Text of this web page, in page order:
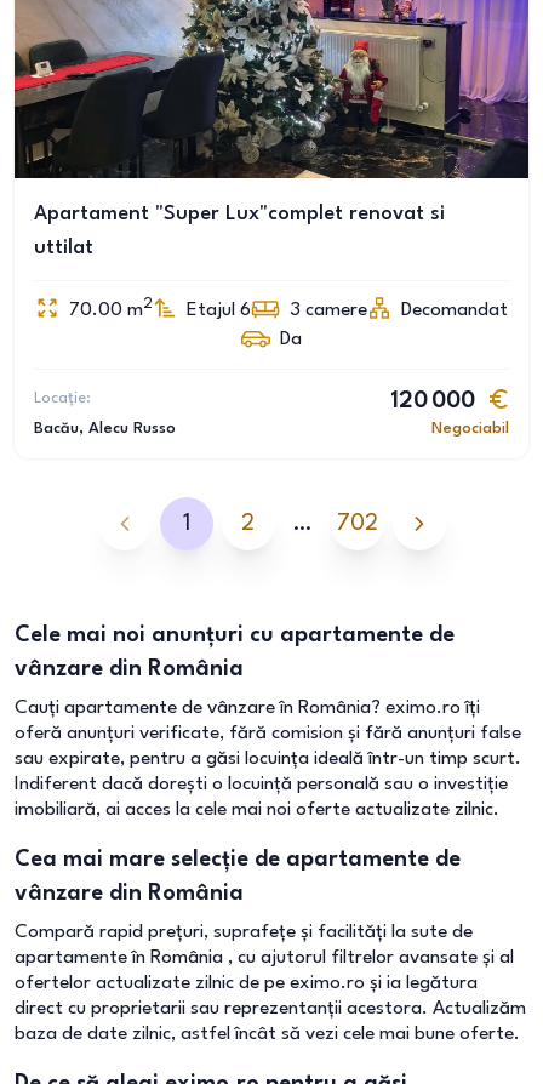
Apartament "Super Lux"complet renovat si
uttilat
70.00 m2 Etajul 6 3 camere
Decomandat
Da
Locație:
Bacău, Alecu Russo
120 000
Negociabil
1 2 … 702
Cele mai noi anunțuri cu apartamente de
vânzare din România
Cauți apartamente de vânzare în România? eximo.ro îți
oferă anunțuri verificate, fără comision și fără anunțuri false
sau expirate, pentru a găsi locuința ideală într-un timp scurt.
Indiferent dacă dorești o locuință personală sau o investiție
imobiliară, ai acces la cele mai noi oferte actualizate zilnic.
Cea mai mare selecție de apartamente de
vânzare din România
Compară rapid prețuri, suprafețe și facilități la sute de
apartamente în România , cu ajutorul filtrelor avansate și al
ofertelor actualizate zilnic de pe eximo.ro și ia legătura
direct cu proprietarii sau reprezentanții acestora. Actualizăm
baza de date zilnic, astfel încât să vezi cele mai bune oferte.